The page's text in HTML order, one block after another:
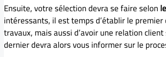
Ensuite, votre sélection devra se faire selon
intéressants, il est temps d’établir le
travaux, mais aussi d’avoir une relation
dernier devra alors vous informer sur le